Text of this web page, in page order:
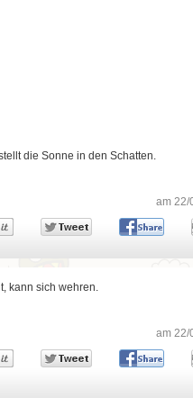
die Sonne in den Schatten.
am 22/
kann sich wehren.
am 22/